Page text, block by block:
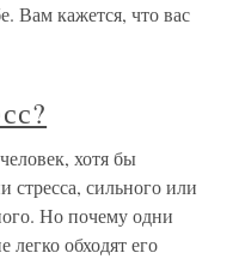
Вам кажется, что вас
хотя бы
стресса, сильного или
Но почему одни
легко обходят его